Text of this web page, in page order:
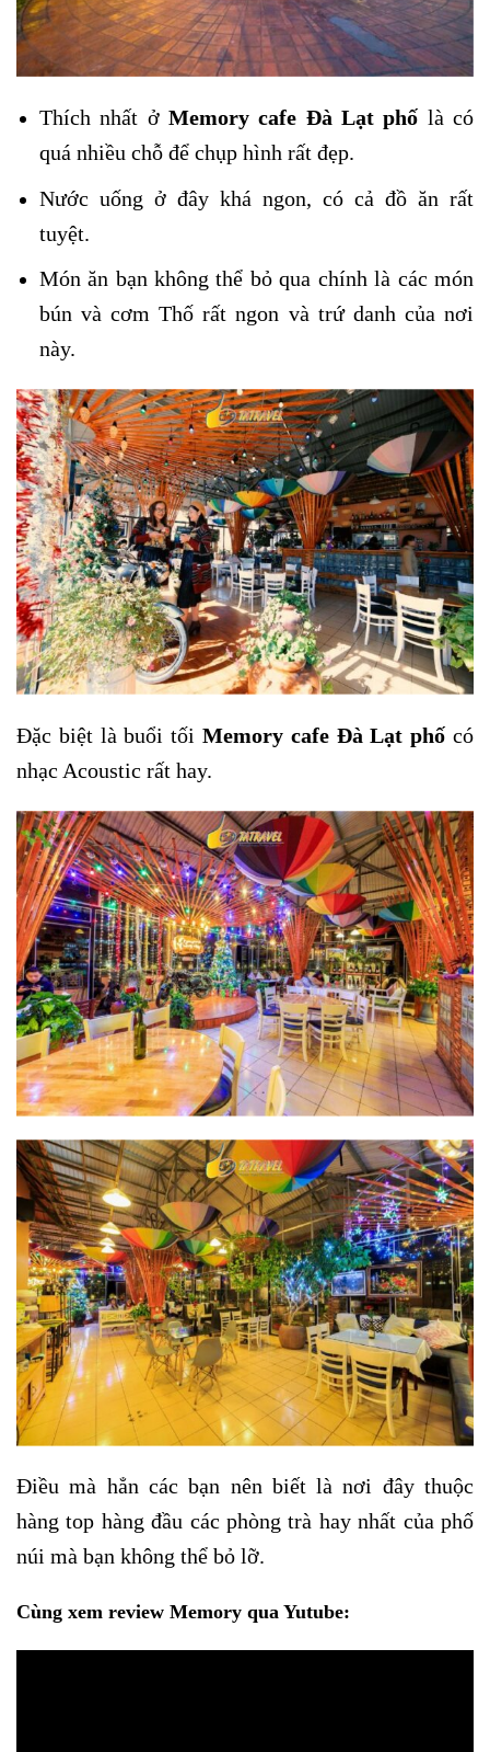
Thích nhất ở Memory cafe Đà Lạt phố là có
quá nhiều chỗ để chụp hình rất đẹp.
Nước uống ở đây khá ngon, có cả đồ ăn rất
tuyệt.
Món ăn bạn không thể bỏ qua chính là các món
bún và cơm Thố rất ngon và trứ danh của nơi
này.
Đặc biệt là buổi tối Memory cafe Đà Lạt phố có
nhạc Acoustic rất hay.
Điều mà hẳn các bạn nên biết là nơi đây thuộc
hàng top hàng đầu các phòng trà hay nhất của phố
núi mà bạn không thể bỏ lỡ.
Cùng xem review Memory qua Yutube: